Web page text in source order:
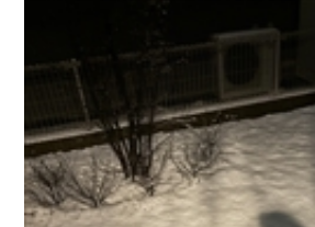
とも図鑑なの？新レインボー写真でわかる
熟語辞典は辞典です。「見るだけで教養と語